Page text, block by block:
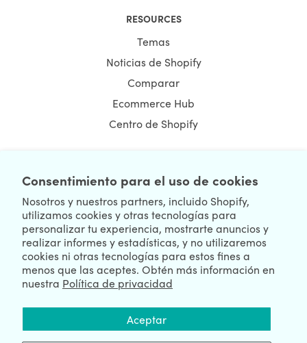
Consentimiento para el uso de cookies
Nosotros y nuestros partners, incluido Shopify,
utilizamos cookies y otras tecnologías para
personalizar tu experiencia, mostrarte anuncios y
realizar informes y estadísticas, y no utilizaremos
cookies ni otras tecnologías para estos fines a
menos que las aceptes. Obtén más información en
nuestra Política de privacidad
Aceptar
RESOURCES
Temas
Noticias de Shopify
Comparar
Ecommerce Hub
Centro de Shopify
August 09, 2026 © HulkApps.com. All Rights Reserved.
We're Worldwide
NEWSLETTER